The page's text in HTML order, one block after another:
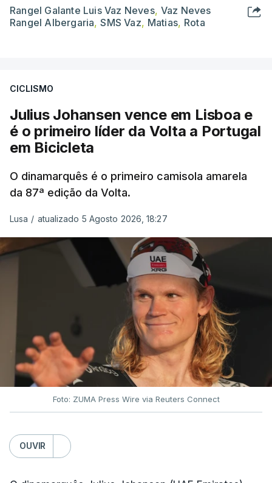
Rangel Galante Luis Vaz Neves, Vaz Neves
Rangel Albergaria,SMS Vaz, Matias, Rota
CICLISMO
Julius Johansen vence em Lisboa e
é o primeiro líder da Volta a Portugal
em Bicicleta
O dinamarquês é o primeiro camisola amarela
da 87ª edição da Volta.
Lusa / atualizado 5 Agosto 2026, 18:27
Foto: ZUMA Press Wire via Reuters Connect
OUVIR